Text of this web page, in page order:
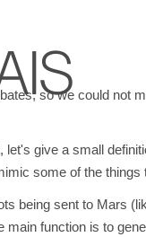
so we could not
give a small
some of the things
being sent to Mars
function is to